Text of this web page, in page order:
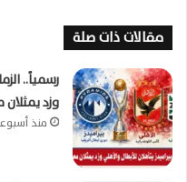
مقالات ذات صلة
رسمياً..
وزد يمثلان
منذ